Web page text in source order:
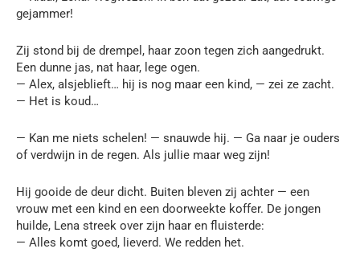
gejammer!
Zij stond bij de drempel, haar zoon tegen zich aangedrukt.
Een dunne jas, nat haar, lege ogen.
— Alex, alsjeblieft… hij is nog maar een kind, — zei ze zacht.
— Het is koud…
— Kan me niets schelen! — snauwde hij. — Ga naar je ouders
of verdwijn in de regen. Als jullie maar weg zijn!
Hij gooide de deur dicht. Buiten bleven zij achter — een
vrouw met een kind en een doorweekte koffer. De jongen
huilde, Lena streek over zijn haar en fluisterde:
— Alles komt goed, lieverd. We redden het.